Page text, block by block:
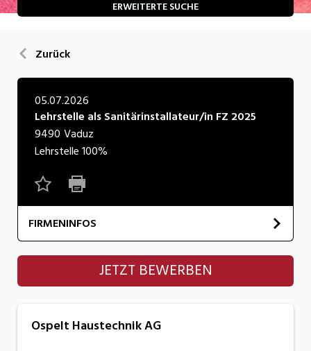
Handwerk/Technik
Kultur
Natur
Verkehr/Logistik
Wirtschaft/Verwaltung
ERWEITERTE SUCHE
Zurück
05.07.2026
Lehrstelle als Sanitärinstallateur/in FZ 2025
9490 Vaduz
Lehrstelle100%
FIRMENINFOS
Ospelt Haustechnik AG
JETZT BEWERBEN
Ospelt Haustechnik AG